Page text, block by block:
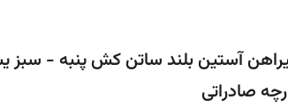
آستین بلند ساتن کش پنبه - سبز
صادراتی